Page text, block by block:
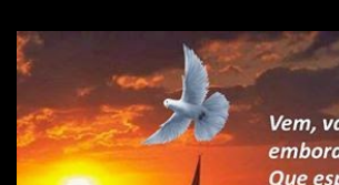
se sabe as que temos que ouvir. Aprendi
maneira econômica de melhorar teu aspecto.
posso escolher como me sinto... mas posso
coisa. Aprendi que...quando o teu filho recém-
dedo na sua mão tenta prendê-lo para toda a
que...todos, todos querem viver no topo da